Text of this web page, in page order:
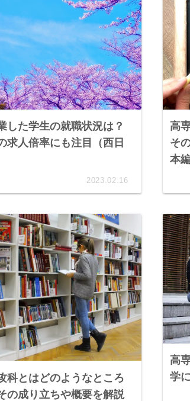
した学生の就職状況は？
求人倍率にも注目（西日
2023.02.16
高
そ
本編
科とはどのようなところ
の成り立ちや概要を解説
高
学